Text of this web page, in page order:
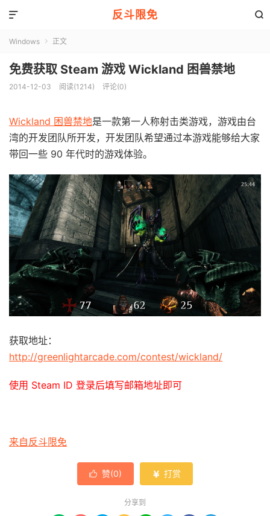
反斗限免 

Windows  正文
免费获取 Steam 游戏 Wickland 困兽禁地
2014-12-03 阅读(1214) 评论(0)
Wickland 困兽禁地是一款第一人称射击类游戏，游戏由台
湾的开发团队所开发，开发团队希望通过本游戏能够给大家
带回一些 90 年代时的游戏体验。
获取地址：
http://greenlightarcade.com/contest/wickland/
使用 Steam ID 登录后填写邮箱地址即可
来自反斗限免
 赞(0)  打赏
分享到